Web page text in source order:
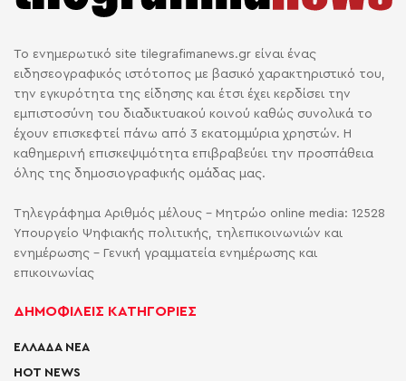
Το ενημερωτικό site tilegrafimanews.gr είναι ένας
ειδησεογραφικός ιστότοπος με βασικό χαρακτηριστικό του,
την εγκυρότητα της είδησης και έτσι έχει κερδίσει την
εμπιστοσύνη του διαδικτυακού κοινού καθώς συνολικά το
έχουν επισκεφτεί πάνω από 3 εκατομμύρια χρηστών. Η
καθημερινή επισκεψιμότητα επιβραβεύει την προσπάθεια
όλης της δημοσιογραφικής ομάδας μας.
Τηλεγράφημα Αριθμός μέλους - Μητρώο online media: 12528
Υπουργείο Ψηφιακής πολιτικής, τηλεπικοινωνιών και
ενημέρωσης - Γενική γραμματεία ενημέρωσης και
επικοινωνίας
ΔΗΜΟΦΙΛΕΙΣ ΚΑΤΗΓΟΡΙΕΣ
ΕΛΛΑΔΑ ΝΕΑ
HOT NEWS